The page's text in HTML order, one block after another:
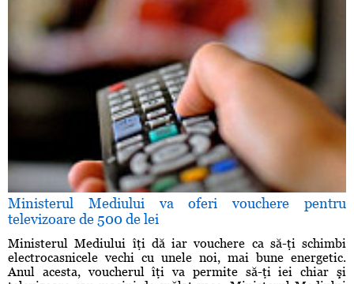
Ministerul Mediului va oferi vouchere pentru
televizoare de 500 de lei
Ministerul Mediului îţi dă iar vouchere ca să-ţi schimbi
electrocasnicele vechi cu unele noi, mai bune energetic.
Anul acesta, voucherul îţi va permite să-ţi iei chiar şi